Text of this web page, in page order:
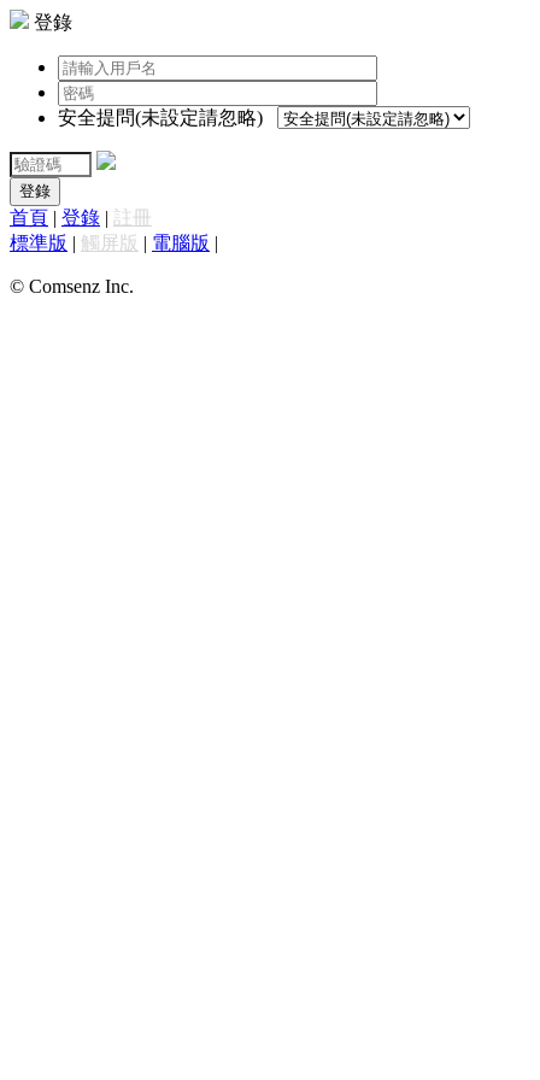
登錄
安全提問(未設定請忽略)
登錄
首頁 | 登錄 | 註冊
標準版 | 觸屏版 | 電腦版 |
© Comsenz Inc.